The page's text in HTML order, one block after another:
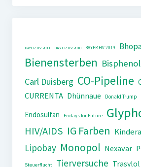
BAYER HV 2011 BAYER HV 2018 BAYER HV 2019
Bienensterben
Carl Duisberg CO-Pipeline
CURRENTA Dhünnaue Donald Trump
Endosulfan
Fridays for Future
HIV/AIDS IG Farben
Lipobay Monopol Nexavar
Steuerflucht Tierversuche Trasylol